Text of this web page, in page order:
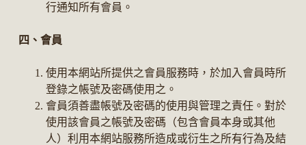
行通知所有會員。
四、會員
使用本網站所提供之會員服務時，於加入會員時所
登錄之帳號及密碼使用之。
會員須善盡帳號及密碼的使用與管理之責任。對於
使用該會員之帳號及密碼（包含會員本身或其他
人）利用本網站服務所造成或衍生之所有行為及結